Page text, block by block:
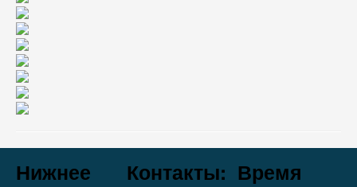
Нижнее
Контакты: Время